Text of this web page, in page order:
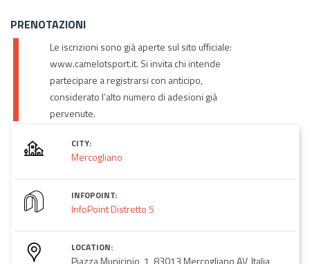
PRENOTAZIONI
Le iscrizioni sono già aperte sul sito ufficiale:
www.camelotsport.it. Si invita chi intende
partecipare a registrarsi con anticipo,
considerato l’alto numero di adesioni già
pervenute.
CITY:
Mercogliano
INFOPOINT:
InfoPoint Distretto 5
LOCATION:
Piazza Municipio, 1, 83013 Mercogliano AV, Italia